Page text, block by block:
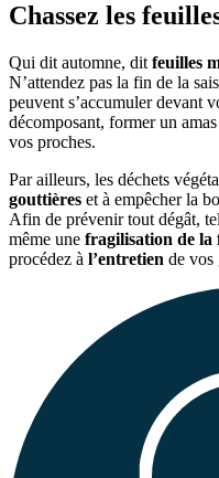
Chassez les
Qui dit automne, dit feuilles
N’attendez pas la fin de la
peuvent s’accumuler devant
décomposant, former un
vos proches.
Par ailleurs, les déchets
gouttières et à empêcher la
Afin de prévenir tout dégât,
même une fragilisation de la
procédez à l’entretien de vos